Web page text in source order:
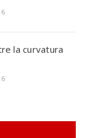
la curvatura